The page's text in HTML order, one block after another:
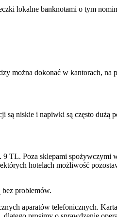
lokalne banknotami o tym
można dokonać w kantorach,
niskie i napiwki są często
Poza sklepami spożywczymi
hotelach możliwość
problemów.
aparatów telefonicznych.